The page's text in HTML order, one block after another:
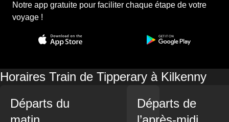
Notre app gratuite pour faciliter chaque étape de votre
voyage !
Horaires Train de Tipperary à Kilkenny
Départs du
Départs de